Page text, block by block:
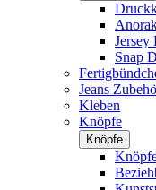
Jersey
Snap
Jeans
Kleben
Knöpfe
Knöpfe